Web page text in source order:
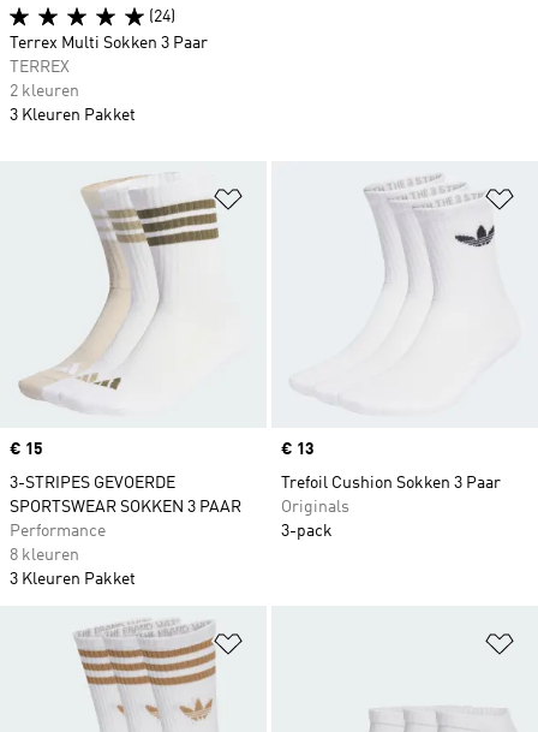
Op verlanglijst zetten
Price
€ 15
3-STRIPES GEVOERDE
SPORTSWEAR SOKKEN 3 PAAR
Performance
8 kleuren
3 Kleuren Pakket
Price
€ 13
Trefoil Cushion Sokken 3 Paar
Originals
3-pack
(24)
Terrex Multi Sokken 3 Paar
TERREX
2 kleuren
3 Kleuren Pakket